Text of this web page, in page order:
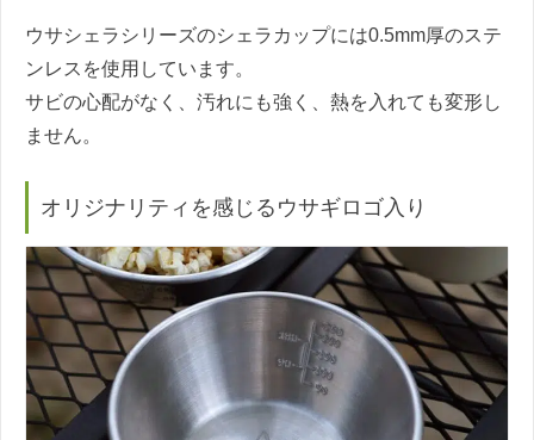
ウサシェラシリーズのシェラカップには0.5mm厚のステ
ンレスを使用しています。
サビの心配がなく、汚れにも強く、熱を入れても変形し
ません。
オリジナリティを感じるウサギロゴ入り